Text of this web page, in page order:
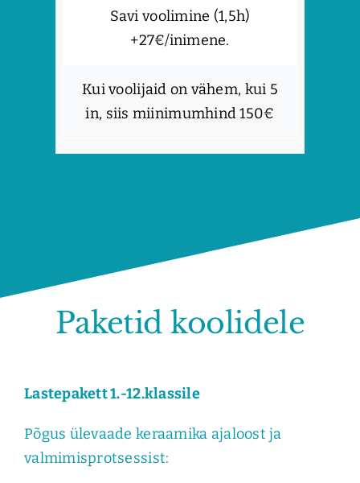
Savi voolimine (1,5h)
+27€/inimene.
Kui voolijaid on vähem, kui 5
in, siis miinimumhind 150€
Paketid koolidele
Lastepakett 1.-12.klassile
Põgus ülevaade keraamika ajaloost ja
valmimisprotsessist: